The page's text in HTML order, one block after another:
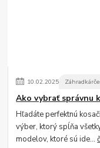
10.02.2025
Ako vybrať správnu
Hľadáte perfektnú
výber, ktorý spĺňa
modelov, ktoré sú ide...